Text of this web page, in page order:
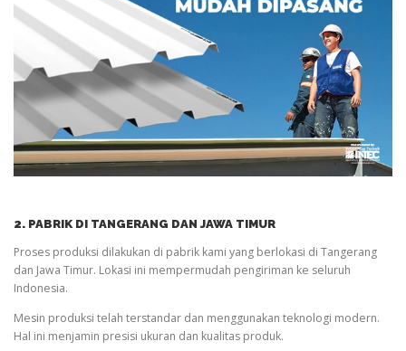
2. PABRIK DI TANGERANG DAN JAWA TIMUR
Proses produksi dilakukan di pabrik kami yang berlokasi di Tangerang
dan Jawa Timur. Lokasi ini mempermudah pengiriman ke seluruh
Indonesia.
Mesin produksi telah terstandar dan menggunakan teknologi modern.
Hal ini menjamin presisi ukuran dan kualitas produk.